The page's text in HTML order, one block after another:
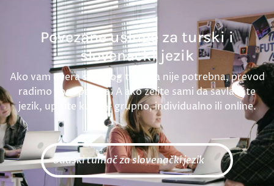
Povezane usluge za turski i
slovenački jezik
Ako vam overa sudskog tumača nije potrebna, prevod
radimo i bez pečata. A ako želite sami da savladate
jezik, upišite kurs — grupno, individualno ili online.
Sudski tumač za slovenački jezik